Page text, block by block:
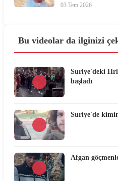
03 Tem 2026
Bu videolar da ilginizi
Suriye'deki
başladı
Suriye'de
Afgan